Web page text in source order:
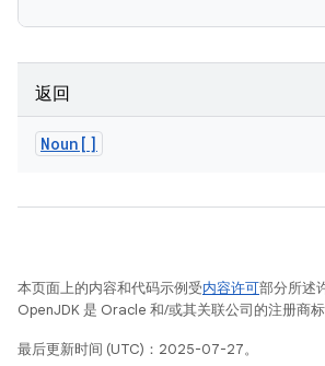
返回
Noun[]
本页面上的内容和代码示例受内容许可部分所述
OpenJDK 是 Oracle 和/或其关联公司的注册商标
最后更新时间 (UTC)：2025-07-27。